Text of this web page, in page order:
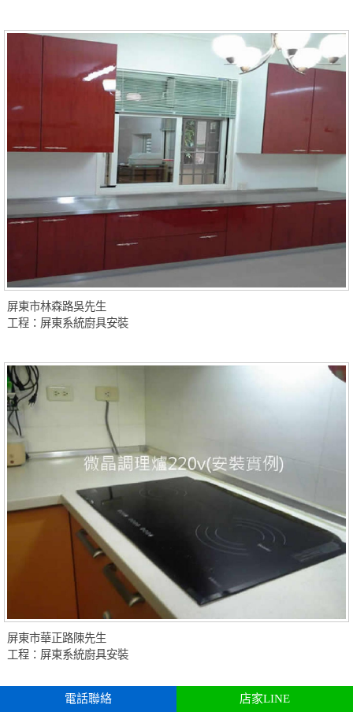
屏東市林森路吳先生
工程：屏東系統廚具安裝
屏東市華正路陳先生
工程：屏東系統廚具安裝
電話聯絡 店家LINE